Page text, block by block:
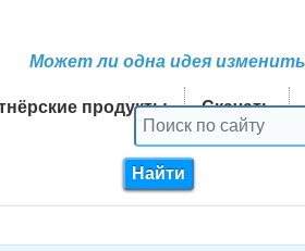
Может ли одна идея
продукты Скачать